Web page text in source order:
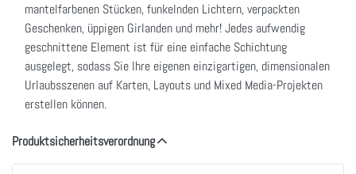
mantelfarbenen Stücken, funkelnden Lichtern, verpackten
Geschenken, üppigen Girlanden und mehr! Jedes aufwendig
geschnittene Element ist für eine einfache Schichtung
ausgelegt, sodass Sie Ihre eigenen einzigartigen, dimensionalen
Urlaubsszenen auf Karten, Layouts und Mixed Media-Projekten
erstellen können.
Produktsicherheitsverordnung